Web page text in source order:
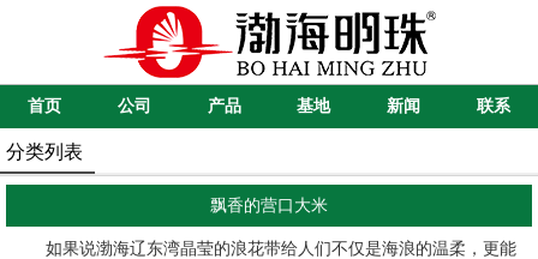
首页 公司 产品 基地 新闻 联系
分类列表
飘香的营口大米
如果说渤海辽东湾晶莹的浪花带给人们不仅是海浪的温柔，更能